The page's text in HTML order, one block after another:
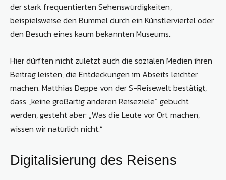
der stark frequentierten Sehenswürdigkeiten,
beispielsweise den Bummel durch ein Künstlerviertel oder
den Besuch eines kaum bekannten Museums.
Hier dürften nicht zuletzt auch die sozialen Medien ihren
Beitrag leisten, die Entdeckungen im Abseits leichter
machen. Matthias Deppe von der S-Reisewelt bestätigt,
dass „keine großartig anderen Reiseziele“ gebucht
werden, gesteht aber: „Was die Leute vor Ort machen,
wissen wir natürlich nicht.“
Digitalisierung des Reisens